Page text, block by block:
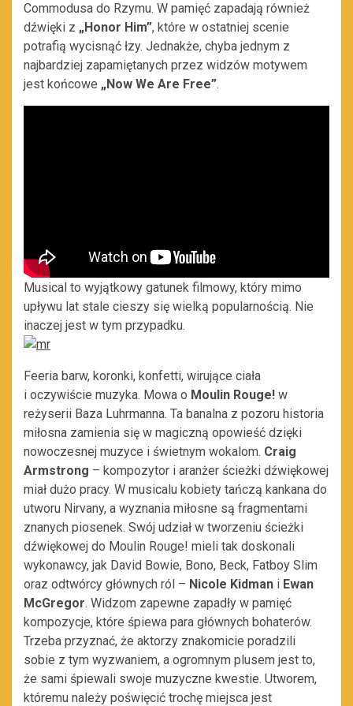
Commodusa do Rzymu. W pamięć zapadają również
dźwięki z „Honor Him”, które w ostatniej scenie
potrafią wycisnąć łzy. Jednakże, chyba jednym z
najbardziej zapamiętanych przez widzów motywem
jest końcowe „Now We Are Free”.
Musical to wyjątkowy gatunek filmowy, który mimo
upływu lat stale cieszy się wielką popularnością. Nie
inaczej jest w tym przypadku.
Feeria barw, koronki, konfetti, wirujące ciała
i oczywiście muzyka. Mowa o Moulin Rouge! w
reżyserii Baza Luhrmanna. Ta banalna z pozoru historia
miłosna zamienia się w magiczną opowieść dzięki
nowoczesnej muzyce i świetnym wokalom. Craig
Armstrong – kompozytor i aranżer ścieżki dźwiękowej
miał dużo pracy. W musicalu kobiety tańczą kankana do
utworu Nirvany, a wyznania miłosne są fragmentami
znanych piosenek. Swój udział w tworzeniu ścieżki
dźwiękowej do Moulin Rouge! mieli tak doskonali
wykonawcy, jak David Bowie, Bono, Beck, Fatboy Slim
oraz odtwórcy głównych ról – Nicole Kidman i Ewan
McGregor. Widzom zapewne zapadły w pamięć
kompozycje, które śpiewa para głównych bohaterów.
Trzeba przyznać, że aktorzy znakomicie poradzili
sobie z tym wyzwaniem, a ogromnym plusem jest to,
że sami śpiewali swoje muzyczne kwestie. Utworem,
któremu należy poświęcić trochę miejsca jest